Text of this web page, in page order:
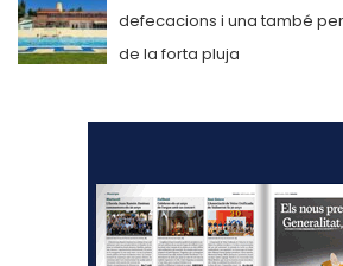
defecacions i una també
de la forta pluja